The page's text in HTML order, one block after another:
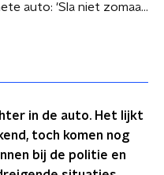
Opgesloten in snikhete auto: 'Sla niet zomaar een ruit in, bel 112'
in de auto. Het lijkt
toch komen nog
bij de politie en